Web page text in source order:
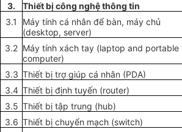
3.
Thiết bị công nghệthông tin
3.1
Máy tính cá nhânđể bàn, máy chủ
(desktop, server)
3.2 Máytính xách tay (laptopand portable
computer)
3.3 Thiết bị trợgiúp cá nhân (PDA)
3.4 Thiết bị định tuyến (router)
3.5 Thiết bị tậptrung (hub)
3.6 Thiết bị chuyển mạch (switch)